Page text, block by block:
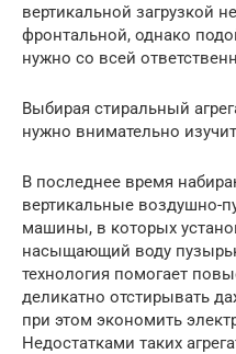
вертикальной загрузкой
фронтальной, однако
нужно со всей
Выбирая стиральный
нужно внимательно
В последнее время
вертикальные воздушно-
машины, в которых
насыщающий воду
технология помогает
деликатно отстирывать
при этом экономить
Недостатками таких